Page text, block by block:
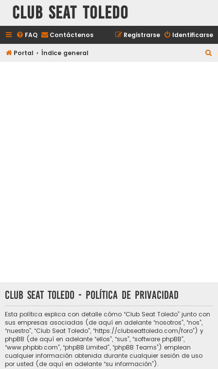
Club Seat Toledo
FAQ Contáctenos Identificarse
Registrarse
Portal Índice general
Club Seat Toledo - Política de privacidad
Esta política explica con detalle cómo “Club Seat Toledo” junto con
sus empresas asociadas (de aquí en adelante “nosotros”, “nos”,
“nuestro”, “Club Seat Toledo”, “https://clubseattoledo.com/foro”) y
phpBB (de aquí en adelante “ellos”, “sus”, “software phpBB”,
“www.phpbb.com”, “phpBB Limited”, “phpBB Teams”) emplean
cualquier información obtenida durante cualquier sesión de uso
por usted (de aquí en adelante “su información”).